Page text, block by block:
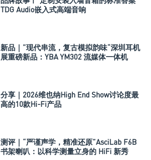
TDG Audio嵌入式高端音响
新品｜”现代串流，复古模拟韵味“深圳耳机
展重磅新品：YBA YM302 流媒体一体机
分享｜2026维也纳High End Show讨论度最
高的10款Hi-Fi产品
测评｜“严谨声学，精准还原”AsciLab F6B
书架喇叭：以科学测量立身的 HiFi 新秀